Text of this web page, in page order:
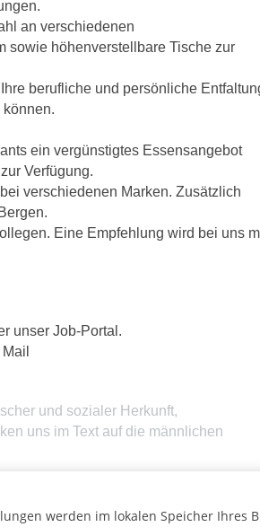
werden im lokalen Speicher Ihres
an verschiedenen
sowie höhenverstellbare Tische zur
berufliche und persönliche
ein vergünstigtes Essensangebot
Verfügung.
verschiedenen Marken. Zusätzlich
Eine Empfehlung wird bei uns
unser Job-Portal.
und sozialer Herkunft,
uns im Text auf die männlichen
Jetzt bewerben